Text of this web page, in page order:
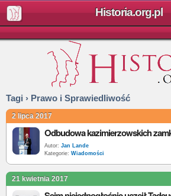
Historia.org.pl
Tagi › Prawo i Sprawiedliwość
2 lipca 2017
Autor: Jan Lande
Kategorie: Wiadomości
21 kwietnia 2017